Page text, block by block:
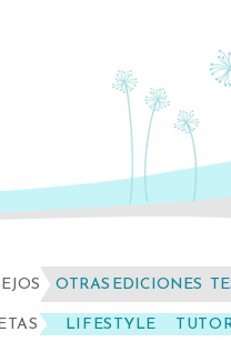
LIFESTYLE
OTRAS EDICIONES